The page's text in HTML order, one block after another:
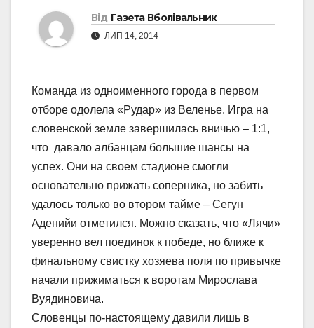
Від Газета Вболівальник
ЛИП 14, 2014
Команда из одноименного города в первом
отборе одолела «Рудар» из Веленье. Игра на
словенской земле завершилась вничью – 1:1,
что давало албанцам большие шансы на
успех. Они на своем стадионе смогли
основательно прижать соперника, но забить
удалось только во втором тайме – Сегун
Аденийи отметился. Можно сказать, что «Лячи»
уверенно вел поединок к победе, но ближе к
финальному свистку хозяева поля по привычке
начали прижиматься к воротам Мирослава
Вуядиновича.
Словенцы по-настоящему давили лишь в